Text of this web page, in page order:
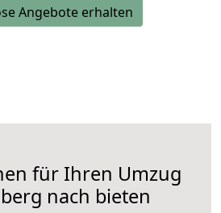
Angebote erhalten
für Ihren Umzug
nach bieten